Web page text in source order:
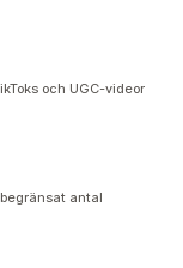
och UGC-videor
antal